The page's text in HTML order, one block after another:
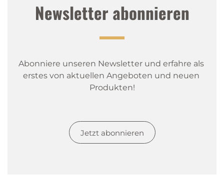
Newsletter abonnieren
Abonniere unseren Newsletter und erfahre als
erstes von aktuellen Angeboten und neuen
Produkten!
Jetzt abonnieren